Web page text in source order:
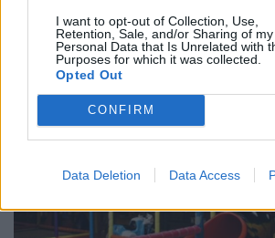
I want to opt-out of Collection, Use,
Retention, Sale, and/or Sharing of my
Personal Data that Is Unrelated with
Purposes for which it was collected.
Opted Out
CONFIRM
Data Deletion Data Access